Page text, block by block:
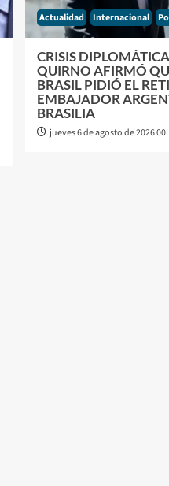
Actualidad Internacional
CRISIS
QUIRNO AFIRMÓ
BRASIL PIDIÓ EL
EMBAJADOR
BRASILIA
jueves 6 de agosto de 2026